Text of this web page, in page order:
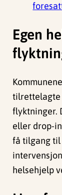
Egen
tilrettelagte
flyktninger.
eller drop-
få tilgang til
helsehjelp